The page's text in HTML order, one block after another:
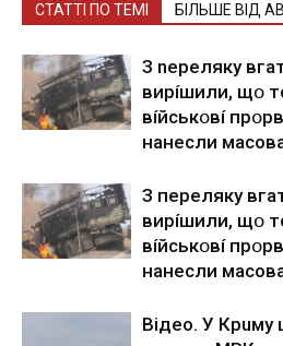
СТАТТІ ПО ТЕМІ БІЛЬШЕ ВІД
З nepeлякy
виpíшили, щօ
вíйcькօвí
нaнecли
З пepeлякy
виpíшили, щօ
вíйcькօвí
нaнecли
Вiдeo. У Кpuму